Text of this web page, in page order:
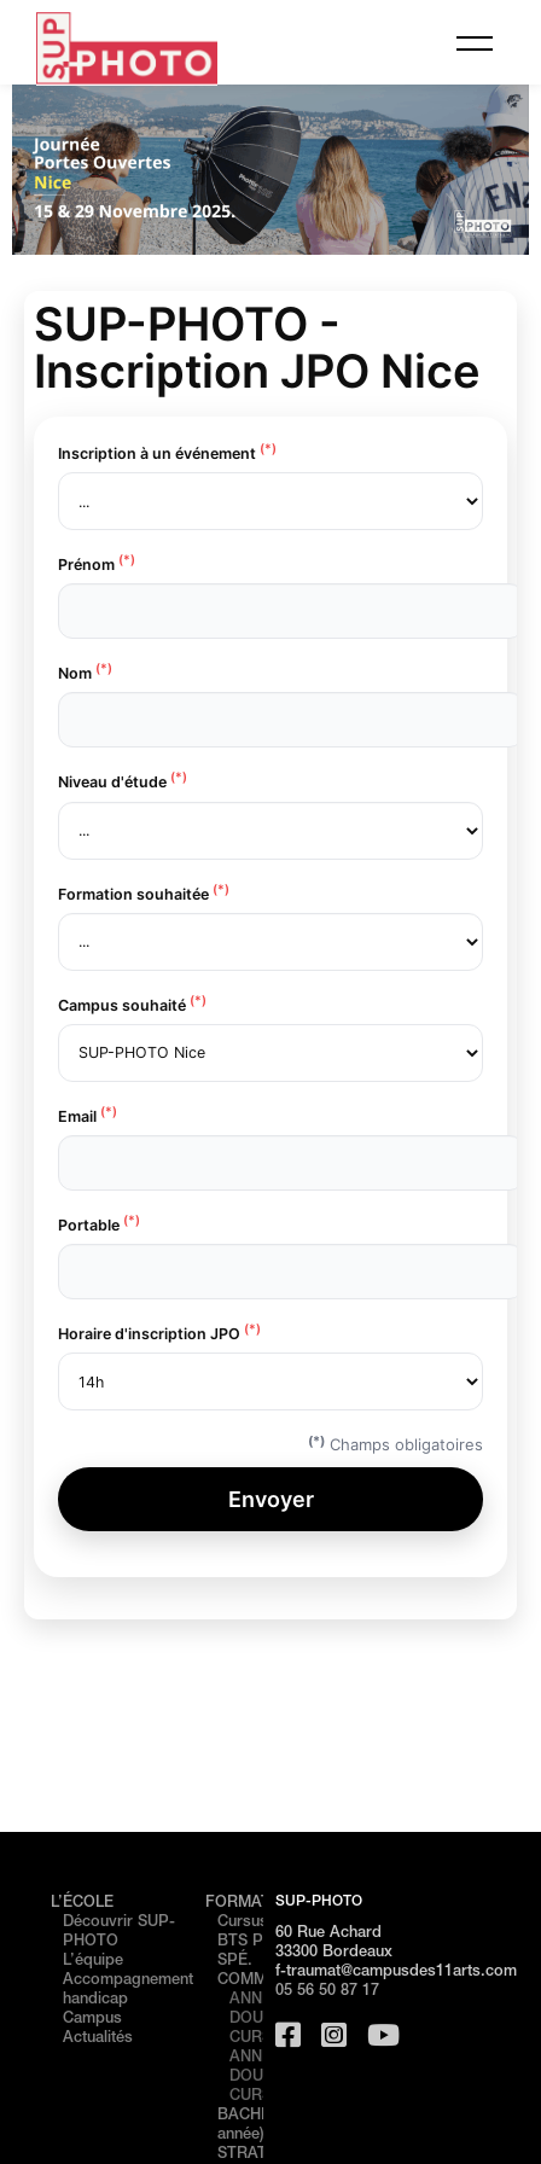
L’ÉCOLE
Découvrir SUP-
PHOTO
L’équipe
Accompagnement
handicap
Campus
Actualités
FORMATIONS
Cursus
BTS PHOTO /
SPÉ.
COMMUNICATION
ANNÉE 1
DOUBLE
CURSUS
ANNÉE 2
DOUBLE
CURSUS
BACHELOR (3ème
année) IMAGE &
STRATÉGIE
PORTES
OUVERTES –
NICE
STAGE
PORTES
SUP-PHOTO
60 Rue Achard
33300 Bordeaux
f-traumat@campusdes11arts.com
05 56 50 87 17